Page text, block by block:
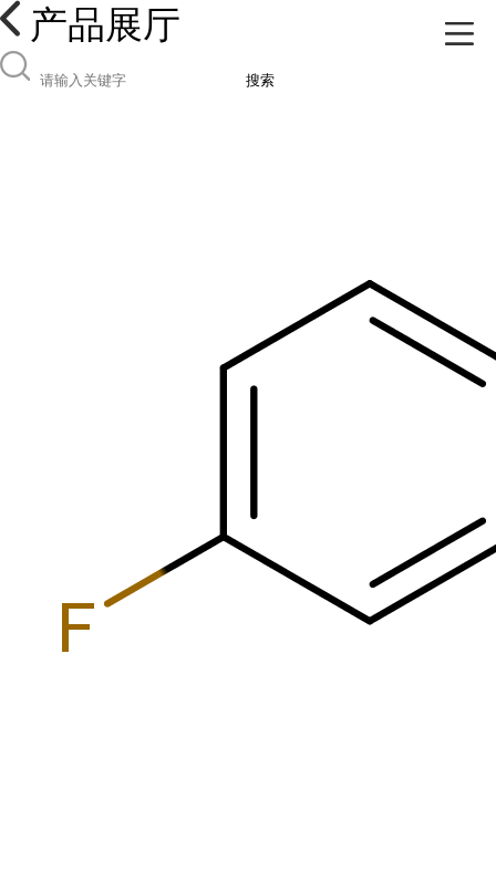
产品展厅
搜索